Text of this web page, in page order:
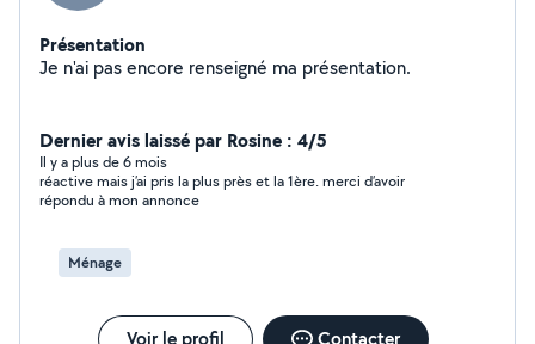
Présentation
Je n'ai pas encore renseigné ma présentation.
Dernier avis laissé par Rosine : 4/5
Il y a plus de 6 mois
réactive mais j’ai pris la plus près et la 1ère. merci d’avoir
répondu à mon annonce
Ménage
Voir le profil Contacter